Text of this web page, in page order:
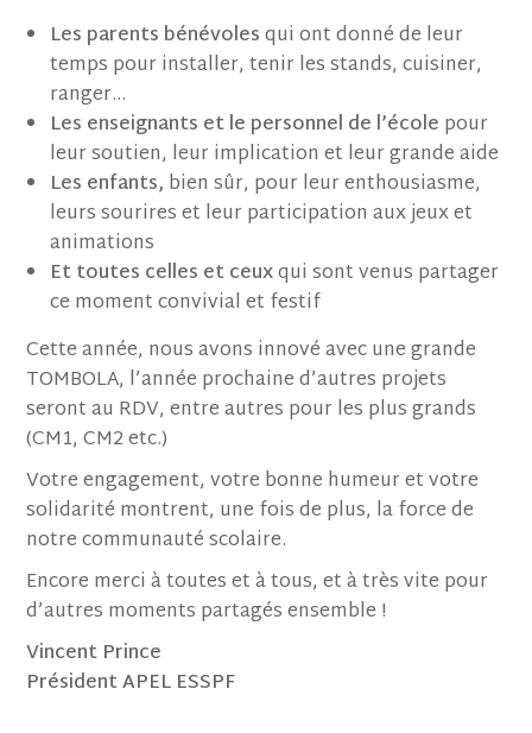
Les parents bénévolesqui ont donné de leur
temps pour installer, tenir les stands, cuisiner,
ranger…
Les enseignants et le personnel de l’école pour
leur soutien, leur implication et leur grande aide
Les enfants, bien sûr, pour leur enthousiasme,
leurs sourires et leur participation aux jeux et
animations
Et toutes celles et ceuxqui sont venus partager
ce moment convivial et festif
Cette année, nous avons innové avec une grande
TOMBOLA, l’année prochaine d’autres projets
seront au RDV, entre autres pour les plus grands
(CM1, CM2 etc.)
Votre engagement, votre bonne humeur et votre
solidarité montrent, une fois de plus, la force de
notre communauté scolaire.
Encore merci à toutes et à tous, et à très vite pour
d’autres moments partagés ensemble !
Vincent Prince
Président APEL ESSPF